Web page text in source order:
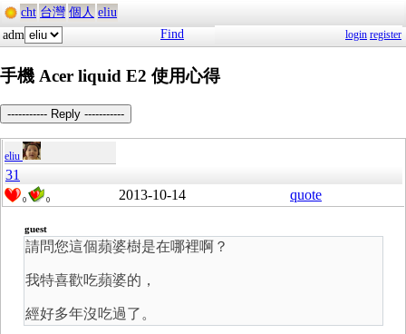
cht 台灣 個人 eliu
adm
Find login register
手機 Acer liquid E2 使用心得
----------- Reply -----------
eliu
31
0 0 2013-10-14 quote
guest
請問您這個蘋婆樹是在哪裡啊？
我特喜歡吃蘋婆的，
經好多年沒吃過了。